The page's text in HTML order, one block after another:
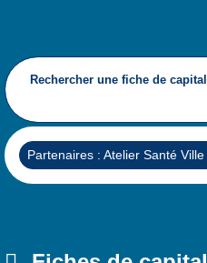
Rechercher une fiche de
Supprimer
Partenaires : Atelier Santé Ville